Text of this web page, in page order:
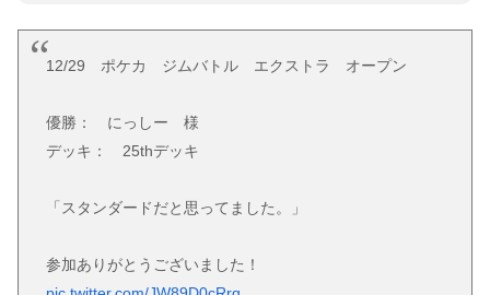
12/29 ポケカ ジムバトル エクストラ オープン
優勝： にっしー 様
デッキ： 25thデッキ
「スタンダードだと思ってました。」
参加ありがとうございました！